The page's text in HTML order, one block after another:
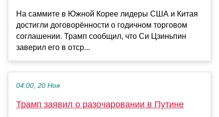
На саммите в Южной Корее лидеры США и Китая
достигли договорённости о годичном торговом
соглашении. Трамп сообщил, что Си Цзиньпин
заверил его в отср...
04:00, 20 Ноя
Трамп заявил о разочаровании в Путине